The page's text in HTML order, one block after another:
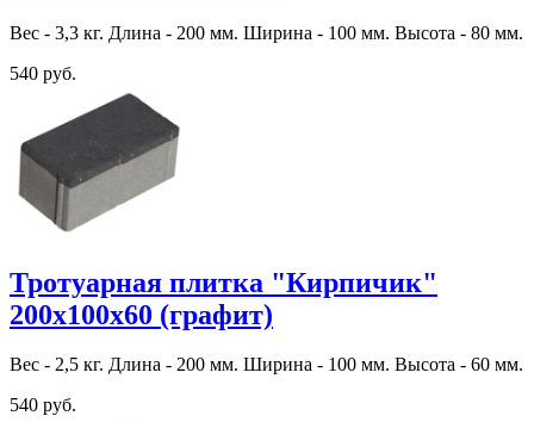
Вес - 3,3 кг. Длина - 200 мм. Ширина - 100 мм. Высота - 80 мм.
540 руб.
Тротуарная плитка "Кирпичик"
200х100х60 (графит)
Вес - 2,5 кг. Длина - 200 мм. Ширина - 100 мм. Высота - 60 мм.
540 руб.